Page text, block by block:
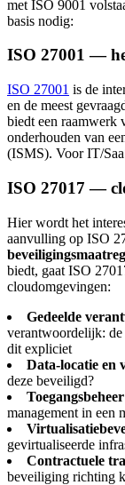
met ISO 9001
basis nodig:
ISO 27001 —
ISO 27001 is de
en de meest
biedt een raamwerk
onderhouden van
(ISMS). Voor IT/
ISO 27017 —
Hier wordt het
aanvulling op ISO
biedt, gaat ISO
cloudomgevingen:
Gedeelde
verantwoordelijk:
dit expliciet
Data-locatie en
deze beveiligd?
management in een
gevirtualiseerde
Contractuele
beveiliging richting